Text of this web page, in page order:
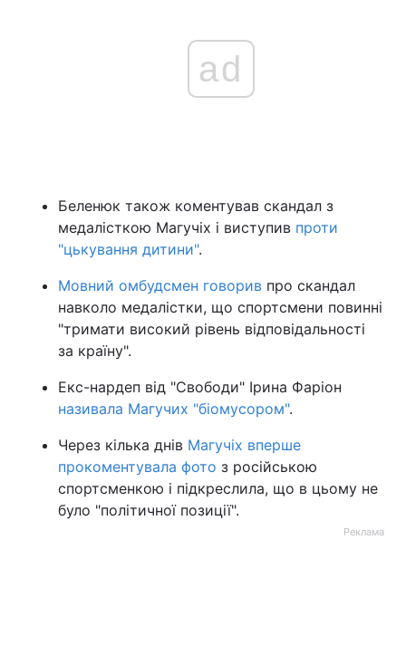
ad
Беленюк також коментував скандал з
медалісткою Магучіх і виступив проти
"цькування дитини".
Мовний омбудсмен говорив про скандал
навколо медалістки, що спортсмени повинні
"тримати високий рівень відповідальності
за країну".
Екс-нардеп від "Свободи" Ірина Фаріон
називала Магучих "біомусором".
Через кілька днів Магучіх вперше
прокоментувала фото з російською
спортсменкою і підкреслила, що в цьому не
було "політичної позиції".
Реклама